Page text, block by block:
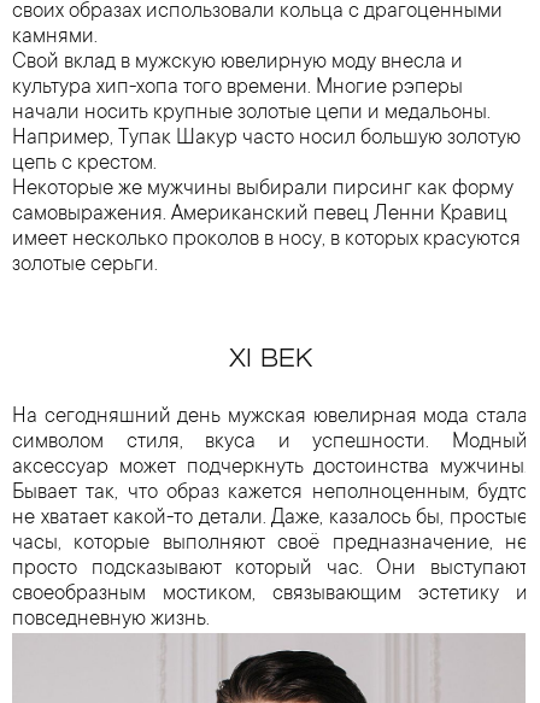
своих образах использовали кольца с драгоценными
камнями.
Свой вклад в мужскую ювелирную моду внесла и
культура хип-хопа того времени. Многие рэперы
начали носить крупные золотые цепи и медальоны.
Например, Тупак Шакур часто носил большую золотую
цепь с крестом.
Некоторые же мужчины выбирали пирсинг как форму
самовыражения. Американский певец Ленни Кравиц
имеет несколько проколов в носу, в которых красуются
золотые серьги.
XI ВЕК
На сегодняшний день мужская ювелирная мода стала
символом стиля, вкуса и успешности. Модный
аксессуар может подчеркнуть достоинства мужчины.
Бывает так, что образ кажется неполноценным, будто
не хватает какой-то детали. Даже, казалось бы, простые
часы, которые выполняют своё предназначение, не
просто подсказывают который час. Они выступают
своеобразным мостиком, связывающим эстетику и
повседневную жизнь.